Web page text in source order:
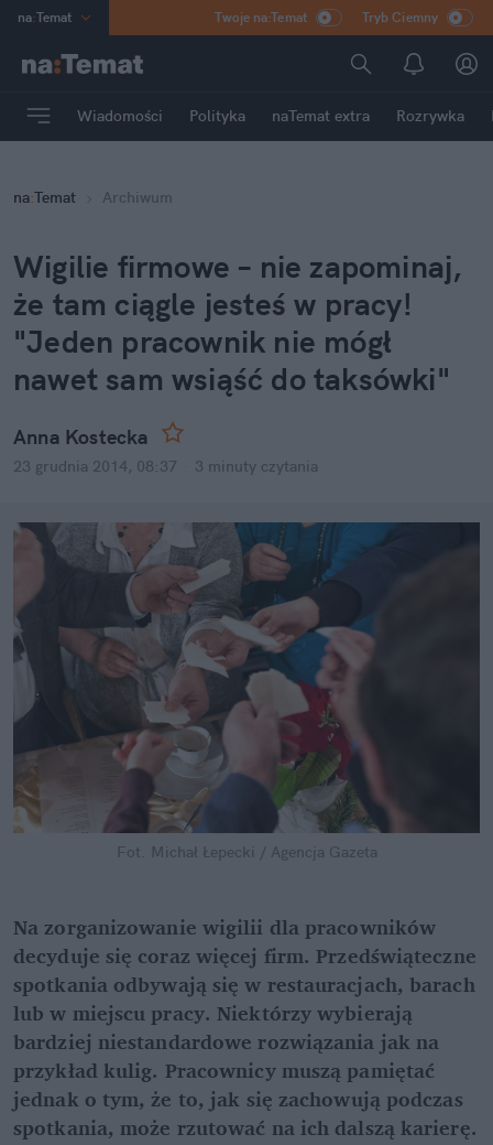
na:Temat
Poland
mama
Rozrywka
Twoje na:Temat Tryb Ciemny
Wiadomości Polityka naTemat extra Rozrywka
na:Temat Archiwum
Wigilie firmowe – nie zapominaj,
że tam ciągle jesteś w pracy!
"Jeden pracownik nie mógł
nawet sam wsiąść do taksówki"
Anna Kostecka
23 grudnia 2014, 08:37 3 minuty czytania
Fot. Michał Łepecki / Agencja Gazeta
Na zorganizowanie wigilii dla pracowników
decyduje się coraz więcej firm. Przedświąteczne
spotkania odbywają się w restauracjach, barach
lub w miejscu pracy. Niektórzy wybierają
bardziej niestandardowe rozwiązania jak na
przykład kulig. Pracownicy muszą pamiętać
jednak o tym, że to, jak się zachowują podczas
spotkania, może rzutować na ich dalszą karierę.